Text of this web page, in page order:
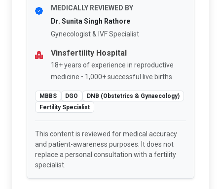
MEDICALLY REVIEWED BY
Dr. Sunita Singh Rathore
Gynecologist & IVF Specialist
Vinsfertility Hospital
18+ years of experience in reproductive
medicine • 1,000+ successful live births
MBBS DGO
DNB (Obstetrics & Gynaecology)
Fertility Specialist
This content is reviewed for medical accuracy
and patient-awareness purposes. It does not
replace a personal consultation with a fertility
specialist.